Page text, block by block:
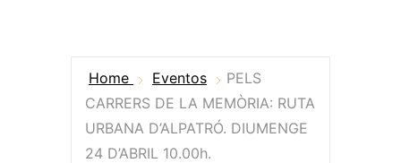
Home Eventos
PELS
CARRERS DE LA MEMÒRIA: RUTA
URBANA D’ALPATRÓ. DIUMENGE
24 D’ABRIL 10.00h.